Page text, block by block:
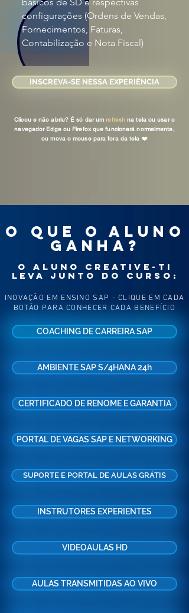
configurações (Ordens de Vendas,
Fornecimentos, Faturas,
Contabilização e Nota Fiscal)
INSCREVA-SE NESSA EXPERIÊNCIA
Clicou e não abriu? É só dar um refresh na tela ou usar o
navegador Edge ou Firefox que funcionará normalmente,
ou mova o mouse para fora da tela ❤️️
O QUE O ALUNO
GANHA?
O ALUNO CREATIVE-TI
LEVA JUNTO DO CURSO:
INOVAÇÃO EM ENSINO SAP - CLIQUE EM CADA
BOTÃO PARA CONHECER CADA BENEFÍCIO
COACHING DE CARREIRA SAP
AMBIENTE SAP S/4HANA 24h
CERTIFICADO DE RENOME E GARANTIA
PORTAL DE VAGAS SAP E NETWORKING
SUPORTE E PORTAL DE AULAS GRÁTIS
INSTRUTORES EXPERIENTES
VIDEOAULAS HD
AULAS TRANSMITIDAS AO VIVO